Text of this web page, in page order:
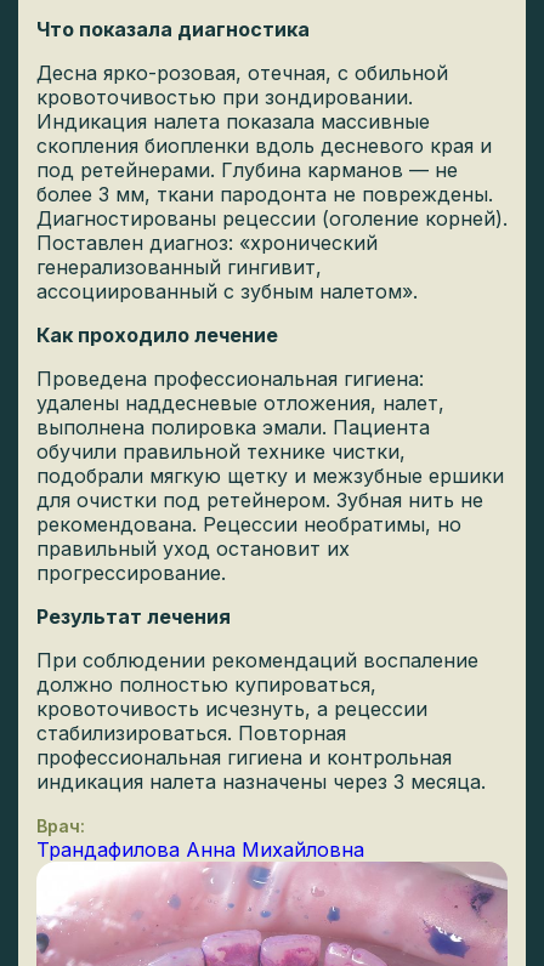
Что показала диагностика
Десна ярко-розовая, отечная, с обильной
кровоточивостью при зондировании.
Индикация налета показала массивные
скопления биопленки вдоль десневого края и
под ретейнерами. Глубина карманов — не
более 3 мм, ткани пародонта не повреждены.
Диагностированы рецессии (оголение корней).
Поставлен диагноз: «хронический
генерализованный гингивит,
ассоциированный с зубным налетом».
Как проходило лечение
Проведена профессиональная гигиена:
удалены наддесневые отложения, налет,
выполнена полировка эмали. Пациента
обучили правильной технике чистки,
подобрали мягкую щетку и межзубные ершики
для очистки под ретейнером. Зубная нить не
рекомендована. Рецессии необратимы, но
правильный уход остановит их
прогрессирование.
Результат лечения
При соблюдении рекомендаций воспаление
должно полностью купироваться,
кровоточивость исчезнуть, а рецессии
стабилизироваться. Повторная
профессиональная гигиена и контрольная
индикация налета назначены через 3 месяца.
Врач:
Трандафилова Анна Михайловна